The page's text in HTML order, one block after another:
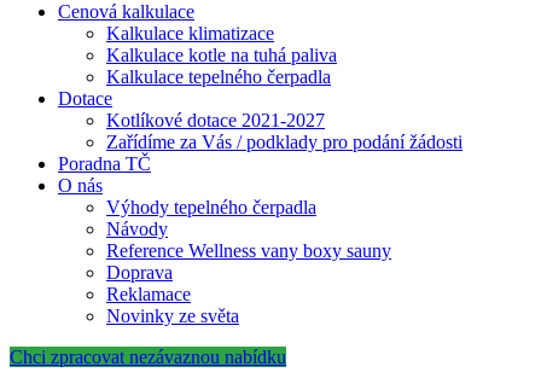
Cenová kalkulace
Kalkulace klimatizace
Kalkulace kotle na tuhá paliva
Kalkulace tepelného čerpadla
Dotace
Kotlíkové dotace 2021-2027
Zařídíme za Vás / podklady pro podání žádosti
Poradna TČ
O nás
Výhody tepelného čerpadla
Návody
Reference Wellness vany boxy sauny
Doprava
Reklamace
Novinky ze světa
Chci zpracovat nezávaznou nabídku